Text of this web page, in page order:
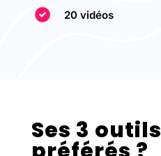
20 vidéos
Ses 3 outils